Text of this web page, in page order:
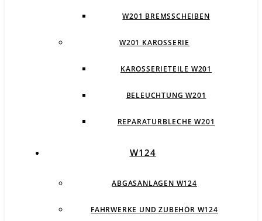
W201 BREMSSCHEIBEN
W201 KAROSSERIE
KAROSSERIETEILE W201
BELEUCHTUNG W201
REPARATURBLECHE W201
W124
ABGASANLAGEN W124
FAHRWERKE UND ZUBEHÖR W124